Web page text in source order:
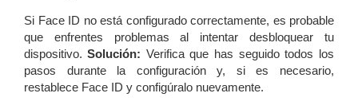
Si Face ID no está configurado correctamente, es probable
que enfrentes problemas al intentar desbloquear tu
dispositivo. Solución: Verifica que has seguido todos los
pasos durante la configuración y, si es necesario,
restablece Face ID y configúralo nuevamente.